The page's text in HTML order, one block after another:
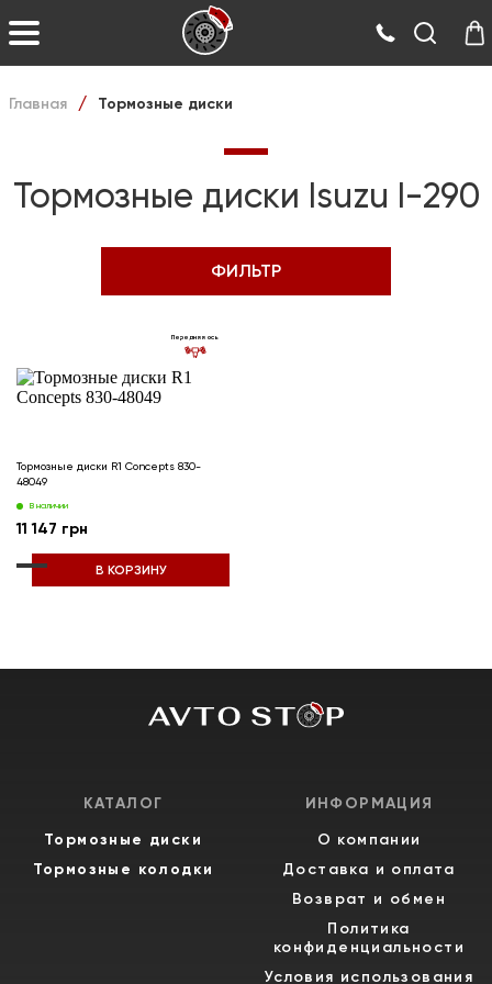
Главная / Тормозные диски
Тормозные диски Isuzu I-290
ФИЛЬТР
Передняя ось
Тормозные диски R1 Concepts 830-
48049
В наличии
11 147 грн
В КОРЗИНУ
КАТАЛОГ
Тормозные диски
Тормозные колодки
ИНФОРМАЦИЯ
О компании
Доставка и оплата
Возврат и обмен
Политика
конфиденциальности
Условия использования